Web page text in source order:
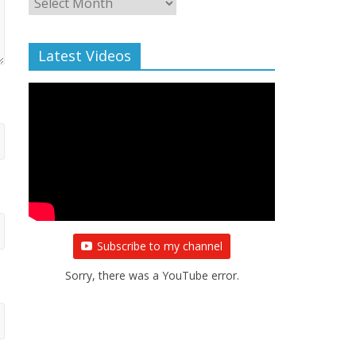
Archive
Latest Videos
Subscribe to my channel
Sorry, there was a YouTube error.